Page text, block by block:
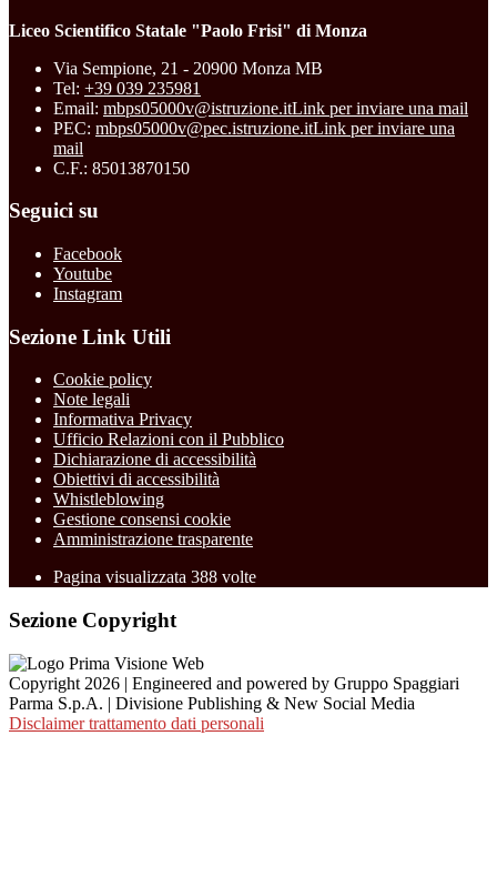
Liceo Scientifico Statale "Paolo Frisi" di Monza
Via Sempione, 21 - 20900 Monza MB
Tel: +39 039 235981
Email: mbps05000v@istruzione.itLink per inviare una mail
PEC: mbps05000v@pec.istruzione.itLink per inviare una
mail
C.F.: 85013870150
Seguici su
Facebook
Youtube
Instagram
Sezione Link Utili
Cookie policy
Note legali
Informativa Privacy
Ufficio Relazioni con il Pubblico
Dichiarazione di accessibilità
Obiettivi di accessibilità
Whistleblowing
Gestione consensi cookie
Amministrazione trasparente
Pagina visualizzata 388 volte
Sezione Copyright
Copyright 2026 | Engineered and powered by Gruppo Spaggiari
Parma S.p.A. | Divisione Publishing & New Social Media
Disclaimer trattamento dati personali